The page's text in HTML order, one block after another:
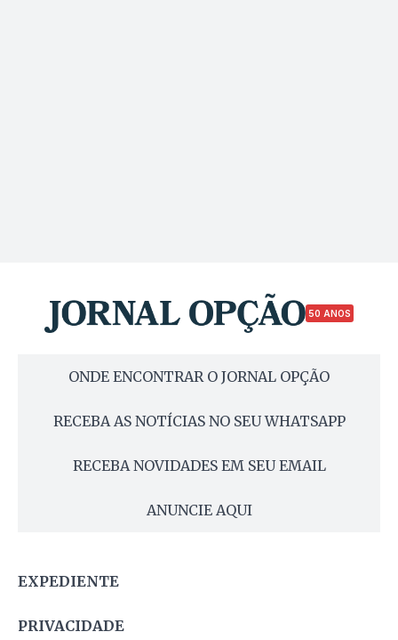
50 ANOS
ONDE ENCONTRAR O JORNAL OPÇÃO
RECEBA AS NOTÍCIAS NO SEU WHATSAPP
RECEBA NOVIDADES EM SEU EMAIL
ANUNCIE AQUI
EXPEDIENTE
PRIVACIDADE